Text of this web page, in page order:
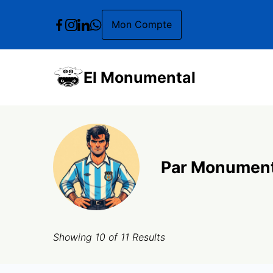
content
Mon Compte
El Monumental
Par
Showing 10 of 11 Results